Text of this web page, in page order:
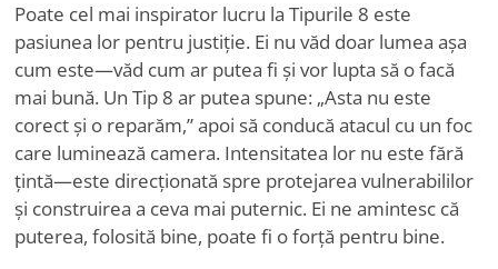
Poate cel mai inspirator lucru la Tipurile 8 este
pasiunea lor pentru justiție. Ei nu văd doar lumea așa
cum este—văd cum ar putea fi și vor lupta să o facă
mai bună. Un Tip 8 ar putea spune: „Asta nu este
corect și o reparăm,” apoi să conducă atacul cu un foc
care luminează camera. Intensitatea lor nu este fără
țintă—este direcționată spre protejarea vulnerabililor
și construirea a ceva mai puternic. Ei ne amintesc că
puterea, folosită bine, poate fi o forță pentru bine.